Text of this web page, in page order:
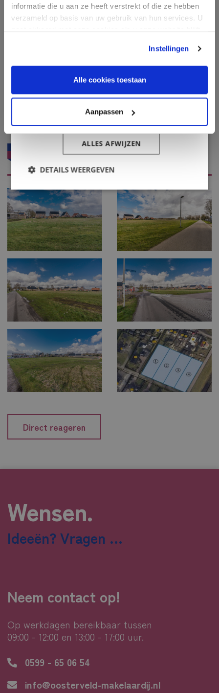
informatie die u aan ze heeft verstrekt of die ze hebben
verzameld op basis van uw gebruik van hun services. U
Instellingen
Alle cookies toestaan
Aanpassen
Contact
Informatie
Oosterveld Makelaardij
9591 AK Onstwedde
info@oosterveld-makelaardij.nl
0599 - 65 06 54
Routebeschrijving
Foto's
Direct reageren
Wensen.
Ideeën? Vragen ...
Neem contact op!
Op werkdagen bereikbaar tussen
09:00 - 12:00 en 13:00 - 17:00 uur.
0599 - 65 06 54
info@oosterveld-makelaardij.nl
Strikt
noodzakelijk
Prestatie Targeting
ALLES ACCEPTEREN
ALLES AFWIJZEN
DETAILS WEERGEVEN